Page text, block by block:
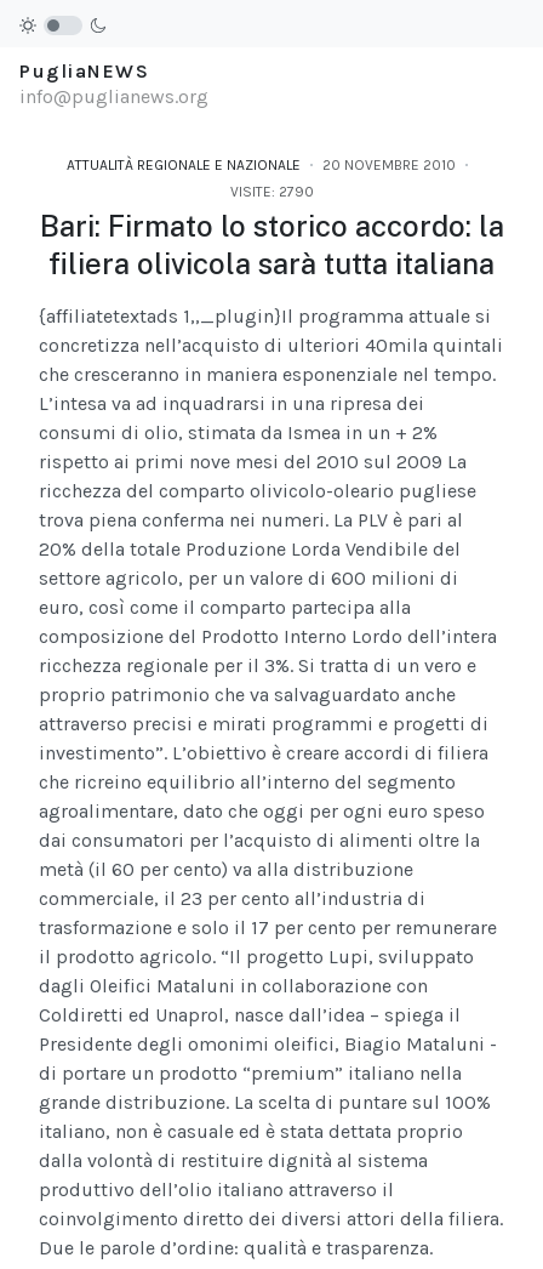
PugliaNEWS
info@puglianews.org
ATTUALITÀ REGIONALE E NAZIONALE
20 NOVEMBRE 2010
VISITE: 2790
Bari: Firmato lo storico accordo: la
filiera olivicola sarà tutta italiana
{affiliatetextads 1,,_plugin}Il programma attuale si
concretizza nell’acquisto di ulteriori 40mila quintali
che cresceranno in maniera esponenziale nel tempo.
L’intesa va ad inquadrarsi in una ripresa dei
consumi di olio, stimata da Ismea in un + 2%
rispetto ai primi nove mesi del 2010 sul 2009 La
ricchezza del comparto olivicolo-oleario pugliese
trova piena conferma nei numeri. La PLV è pari al
20% della totale Produzione Lorda Vendibile del
settore agricolo, per un valore di 600 milioni di
euro, così come il comparto partecipa alla
composizione del Prodotto Interno Lordo dell’intera
ricchezza regionale per il 3%. Si tratta di un vero e
proprio patrimonio che va salvaguardato anche
attraverso precisi e mirati programmi e progetti di
investimento”. L’obiettivo è creare accordi di filiera
che ricreino equilibrio all’interno del segmento
agroalimentare, dato che oggi per ogni euro speso
dai consumatori per l’acquisto di alimenti oltre la
metà (il 60 per cento) va alla distribuzione
commerciale, il 23 per cento all’industria di
trasformazione e solo il 17 per cento per remunerare
il prodotto agricolo. “Il progetto Lupi, sviluppato
dagli Oleifici Mataluni in collaborazione con
Coldiretti ed Unaprol, nasce dall’idea – spiega il
Presidente degli omonimi oleifici, Biagio Mataluni -
di portare un prodotto “premium” italiano nella
grande distribuzione. La scelta di puntare sul 100%
italiano, non è casuale ed è stata dettata proprio
dalla volontà di restituire dignità al sistema
produttivo dell’olio italiano attraverso il
coinvolgimento diretto dei diversi attori della filiera.
Due le parole d’ordine: qualità e trasparenza.